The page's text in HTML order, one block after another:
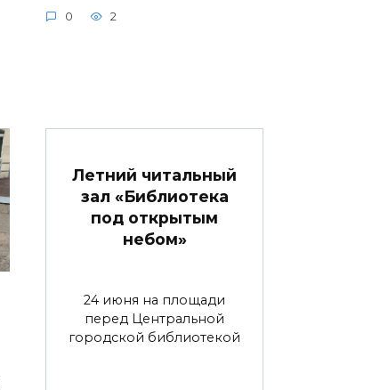
0 2
Летний читальный
зал «Библиотека
под открытым
небом»
24 июня на площади
перед Центральной
городской библиотекой